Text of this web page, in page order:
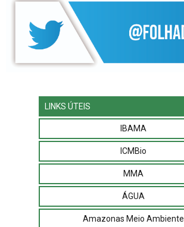
LINKS ÚTEIS
IBAMA
ICMBio
MMA
ÁGUA
Amazonas Meio Ambiente